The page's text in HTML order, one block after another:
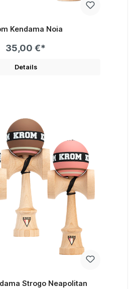
Kendama Noia
35,00 €*
Details
Strogo Neapolitan